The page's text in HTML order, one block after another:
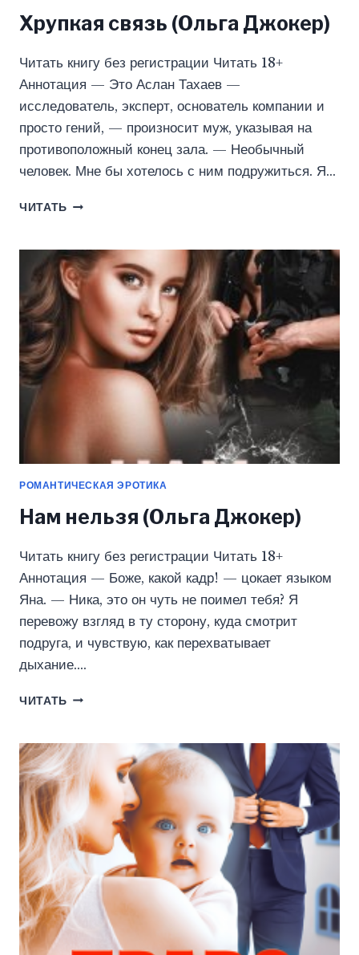
Хрупкая связь (Ольга Джокер)
Читать книгу без регистрации Читать 18+
Аннотация — Это Аслан Тахаев —
исследователь, эксперт, основатель компании и
просто гений, — произносит муж, указывая на
противоположный конец зала. — Необычный
человек. Мне бы хотелось с ним подружиться. Я…
ЧИТАТЬ ХРУПКАЯ
ДЖОКЕР)
РОМАНТИЧЕСКАЯ ЭРОТИКА
Нам нельзя (Ольга Джокер)
Читать книгу без регистрации Читать 18+
Аннотация — Боже, какой кадр! — цокает языком
Яна. — Ника, это он чуть не поимел тебя? Я
перевожу взгляд в ту сторону, куда смотрит
подруга, и чувствую, как перехватывает
дыхание….
ЧИТАТЬ НАМ
ДЖОКЕР)